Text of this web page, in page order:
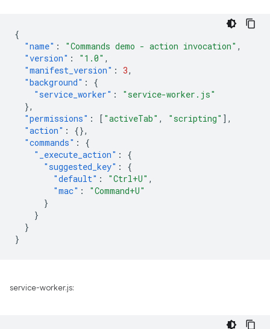
{
"name" : "Commands demo - action invocation" ,
"version" : "1.0" ,
"manifest_version" : 3,
"background" :
{
"service_worker" :
"service-worker.js"
},
"permissions" : [ "activeTab" , "scripting" ],
"action" :
{},
"commands" :
{
"_execute_action" :
{
"suggested_key" :
{
"default" : "Ctrl+U" ,
"mac" :
"Command+U"
}
}
}
}
service-worker.js: